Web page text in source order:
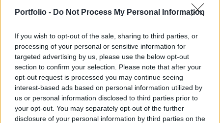
Portfolio - Do Not Process My Personal Information
If you wish to opt-out of the sale, sharing to third parties, or
processing of your personal or sensitive information for
targeted advertising by us, please use the below opt-out
section to confirm your selection. Please note that after your
opt-out request is processed you may continue seeing
interest-based ads based on personal information utilized by
us or personal information disclosed to third parties prior to
your opt-out. You may separately opt-out of the further
disclosure of your personal information by third parties on the
az eredény "természetesen" egy újabb ötéves záró
forgalom a Tokiói Értéktőzsde első szekciójában.
Kapcsolódó cikkünk2005.12.02 08:13Ráharaptak a
burgerekre - Drágulhat a McDonald´s?A Nikkei 225 1.9%-os
pluszban, 15,422 ponton zárt, míg a tőzsde első
szekciójának valamennyi papírját tartalmazó Topix szintén
felfelé vette az irányt: 1.5%-os emelkedés után 1,583
ponton állapodott meg. Mint ahogy azt már említettük a